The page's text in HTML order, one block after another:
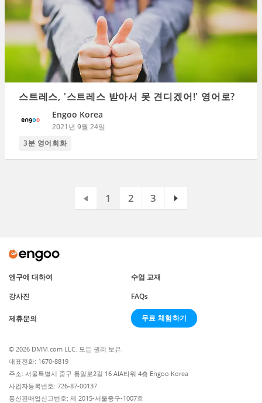
스트레스, '스트레스 받아서 못 견디겠어!' 영어로?
Engoo Korea
2021년 9월 24일
3분 영어회화
1 2 3
엔구에 대하여
수업 교재
강사진
FAQs
제휴문의 무료 체험하기
© 2026 DMM.com LLC. 모든 권리 보유.
대표전화: 1670-8819
주소: 서울특별시 중구 통일로2길 16 AIA타워 4층 Engoo Korea
사업자등록번호: 726-87-00137
통신판매업신고번호: 제 2015-서울중구-1007호